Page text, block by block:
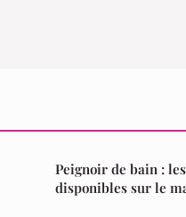
Peignoir de bain :
disponibles sur le